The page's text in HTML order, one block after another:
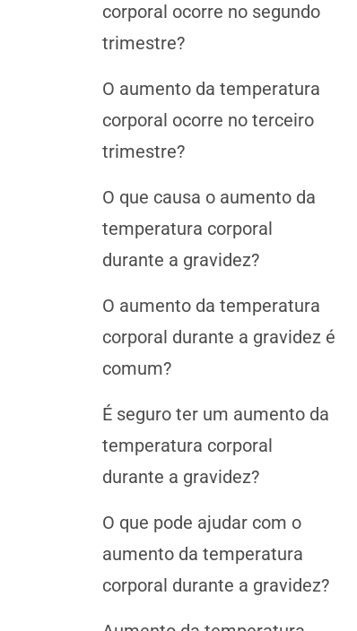
corporal ocorre no segundo
trimestre?
O aumento da temperatura
corporal ocorre no terceiro
trimestre?
O que causa o aumento da
temperatura corporal
durante a gravidez?
O aumento da temperatura
corporal durante a gravidez é
comum?
É seguro ter um aumento da
temperatura corporal
durante a gravidez?
O que pode ajudar com o
aumento da temperatura
corporal durante a gravidez?